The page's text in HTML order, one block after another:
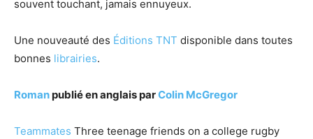
souvent touchant, jamais ennuyeux.
Une nouveauté des Éditions TNT disponible dans toutes
bonnes librairies.
Romanpublié en anglais parColin McGregor
Teammates Three teenage friends on a college rugby